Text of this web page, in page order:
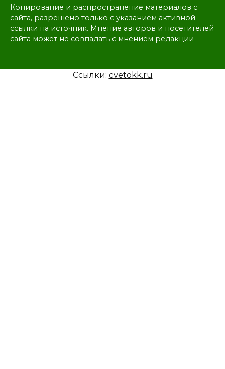
Копирование и распространение материалов с
сайта, разрешено только с указанием активной
ссылки на источник. Мнение авторов и посетителей
сайта может не совпадать с мнением редакции
Ссылки: cvetokk.ru